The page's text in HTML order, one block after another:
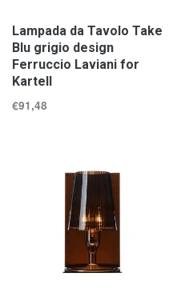
Lampada da Tavolo Take
Blu grigio design
Ferruccio Laviani for
Kartell
€91,48